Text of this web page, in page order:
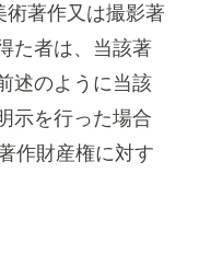
著作又は撮影著
た者は、当該著
述のように当該
示を行った場合
作財産権に対す